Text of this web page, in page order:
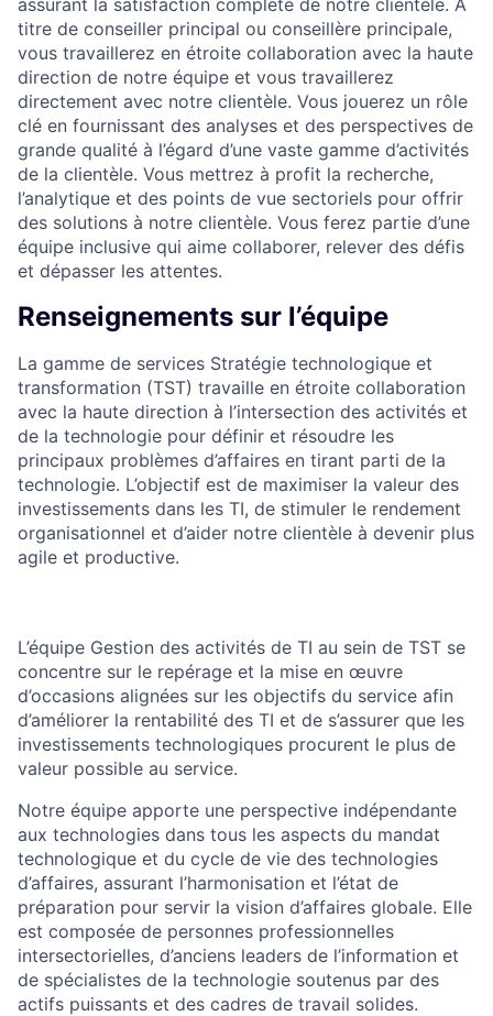
titre de conseiller principal ou conseillère principale,
vous travaillerez en étroite collaboration avec la haute
direction de notre équipe et vous travaillerez
directement avec notre clientèle. Vous jouerez un rôle
clé en fournissant des analyses et des perspectives de
grande qualité à l’égard d’une vaste gamme d’activités
de la clientèle. Vous mettrez à profit la recherche,
l’analytique et des points de vue sectoriels pour offrir
des solutions à notre clientèle. Vous ferez partie d’une
équipe inclusive qui aime collaborer, relever des défis
et dépasser les attentes.
Renseignements sur l’équipe
La gamme de services Stratégie technologique et
transformation (TST) travaille en étroite collaboration
avec la haute direction à l’intersection des activités et
de la technologie pour définir et résoudre les
principaux problèmes d’affaires en tirant parti de la
technologie. L’objectif est de maximiser la valeur des
investissements dans les TI, de stimuler le rendement
organisationnel et d’aider notre clientèle à devenir plus
agile et productive.
L’équipe Gestion des activités de TI au sein de TST se
concentre sur le repérage et la mise en œuvre
d’occasions alignées sur les objectifs du service afin
d’améliorer la rentabilité des TI et de s’assurer que les
investissements technologiques procurent le plus de
valeur possible au service.
Notre équipe apporte une perspective indépendante
aux technologies dans tous les aspects du mandat
technologique et du cycle de vie des technologies
d’affaires, assurant l’harmonisation et l’état de
préparation pour servir la vision d’affaires globale. Elle
est composée de personnes professionnelles
intersectorielles, d’anciens leaders de l’information et
de spécialistes de la technologie soutenus par des
actifs puissants et des cadres de travail solides.